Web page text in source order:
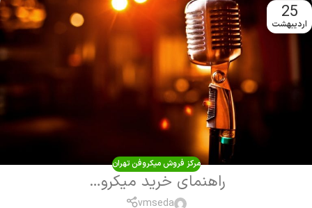
25
اردیبهشت
مرکز فروش میکروفن تهران
راهنمای خرید میکروفن
vmseda